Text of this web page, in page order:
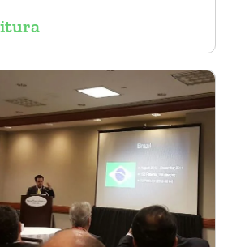
brasileira no tratamento
de 200 pacientes operados
de paraplegia!